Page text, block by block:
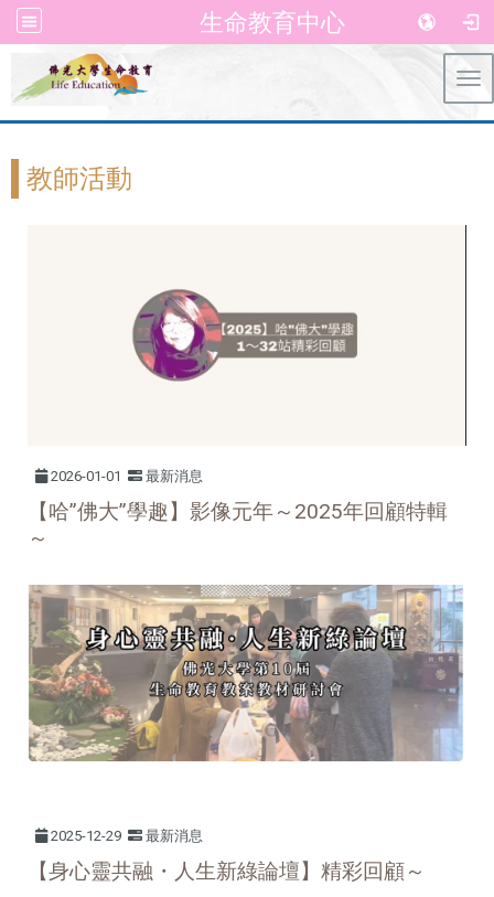
生命教育中心
教師活動
2026-01-01 最新消息
【哈”佛大”學趣】影像元年～2025年回顧特輯
～
2025-12-29 最新消息
【身心靈共融・人生新綠論壇】精彩回顧～